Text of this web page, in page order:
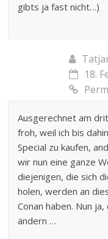
gibts ja fast nicht…)
18.
Ausgerechnet am
froh, weil ich bis
Special zu kaufen,
wir nun eine ganze
diejenigen, die sich
holen, werden an
Conan haben. Nun
ändern …